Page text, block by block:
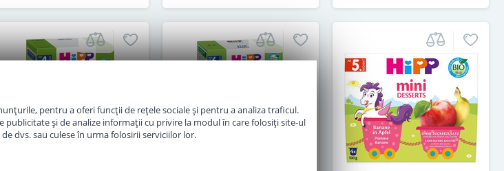
pentru a oferi funcții de rețele sociale și pentru a analiza traficul.
publicitate și de analize informații cu privire la modul în care folosiți site-ul
dvs. sau culese în urma folosirii serviciilor lor.